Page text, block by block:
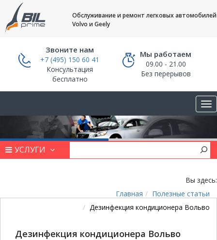
Обслуживание и ремонт легковых автомобилей
Volvo и Geely
Звоните нам
+7 (495) 150 60 41
Консультация
бесплатно
Мы работаем
09.00 - 21.00
Без перерывов
УСЛУГИ
Вы здесь:
Главная
Полезные статьи
Дезинфекция кондиционера Вольво
Дезинфекция кондиционера Вольво